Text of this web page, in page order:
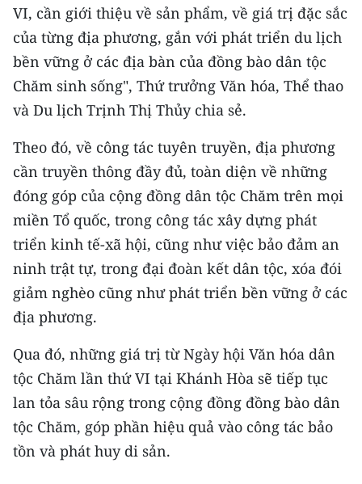
Media Thế giới
Media Thể thao
Media Giáo dục
Media Khoa học - Công nghệ
Media Môi trường
Ảnh
Infographic
TIN MỚI
TIN ĐỊA PHƯƠNG
Trung du và miền núi phía Bắc
Đồng bằng sông Hồng
VI, cần giới thiệu về sản phẩm, về giá trị đặc sắc
của từng địa phương, gắn với phát triển du lịch
bền vững ở các địa bàn của đồng bào dân tộc
Chăm sinh sống", Thứ trưởng Văn hóa, Thể thao
và Du lịch Trịnh Thị Thủy chia sẻ.
Theo đó, về công tác tuyên truyền, địa phương
cần truyền thông đầy đủ, toàn diện về những
đóng góp của cộng đồng dân tộc Chăm trên mọi
miền Tổ quốc, trong công tác xây dựng phát
triển kinh tế-xã hội, cũng như việc bảo đảm an
ninh trật tự, trong đại đoàn kết dân tộc, xóa đói
giảm nghèo cũng như phát triển bền vững ở các
địa phương.
Qua đó, những giá trị từ Ngày hội Văn hóa dân
tộc Chăm lần thứ VI tại Khánh Hòa sẽ tiếp tục
lan tỏa sâu rộng trong cộng đồng đồng bào dân
tộc Chăm, góp phần hiệu quả vào công tác bảo
tồn và phát huy di sản.